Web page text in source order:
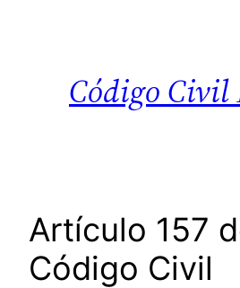
Código Civil
Artículo 157
Código Civil